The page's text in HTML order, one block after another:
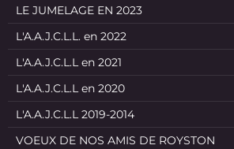
LE JUMELAGE EN 2023
L'A.A.J.C.L.L. en 2022
L'A.A.J.C.L.L en 2021
L'A.A.J.C.L.L en 2020
L'A.A.J.C.L.L 2019-2014
VOEUX DE NOS AMIS DE ROYSTON